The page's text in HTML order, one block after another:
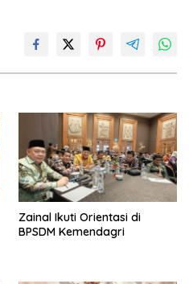
Zainal Ikuti Orientasi di
BPSDM Kemendagri